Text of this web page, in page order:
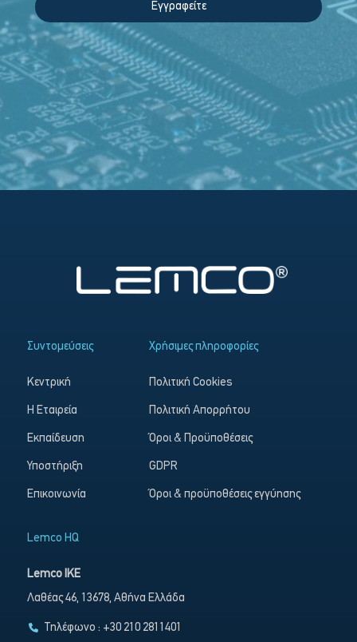
Εγγραφείτε
Συντομεύσεις
Κεντρική
Η Εταιρεία
Εκπαίδευση
Υποστήριξη
Επικοινωνία
Χρήσιμες πληροφορίες
Πολιτική Cookies
Πολιτική Απορρήτου
Όροι & Προϋποθέσεις
GDPR
Όροι & προϋποθέσεις εγγύησης
Lemco HQ
Lemco IKE
Λαθέας 46, 13678, Αθήνα Ελλάδα
Τηλέφωνο : +30 210 2811401